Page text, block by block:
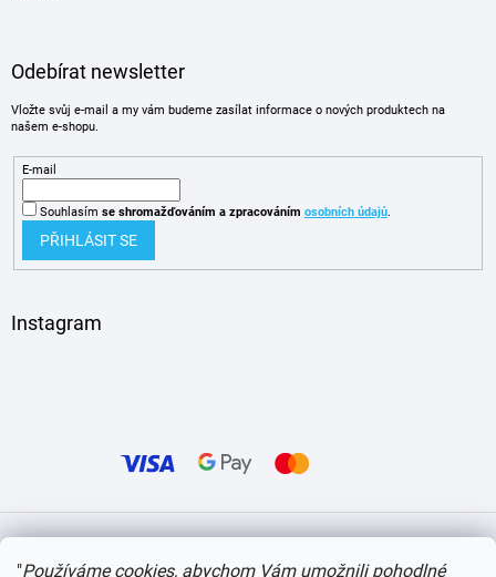
"Používáme cookies, abychom Vám umožnili pohodlné
Odebírat newsletter
Vložte svůj e-mail a my vám budeme zasílat informace o nových produktech na
našem e-shopu.
E-mail
Souhlasím se shromažďováním a zpracováním osobních údajů.
PŘIHLÁSIT SE
Instagram